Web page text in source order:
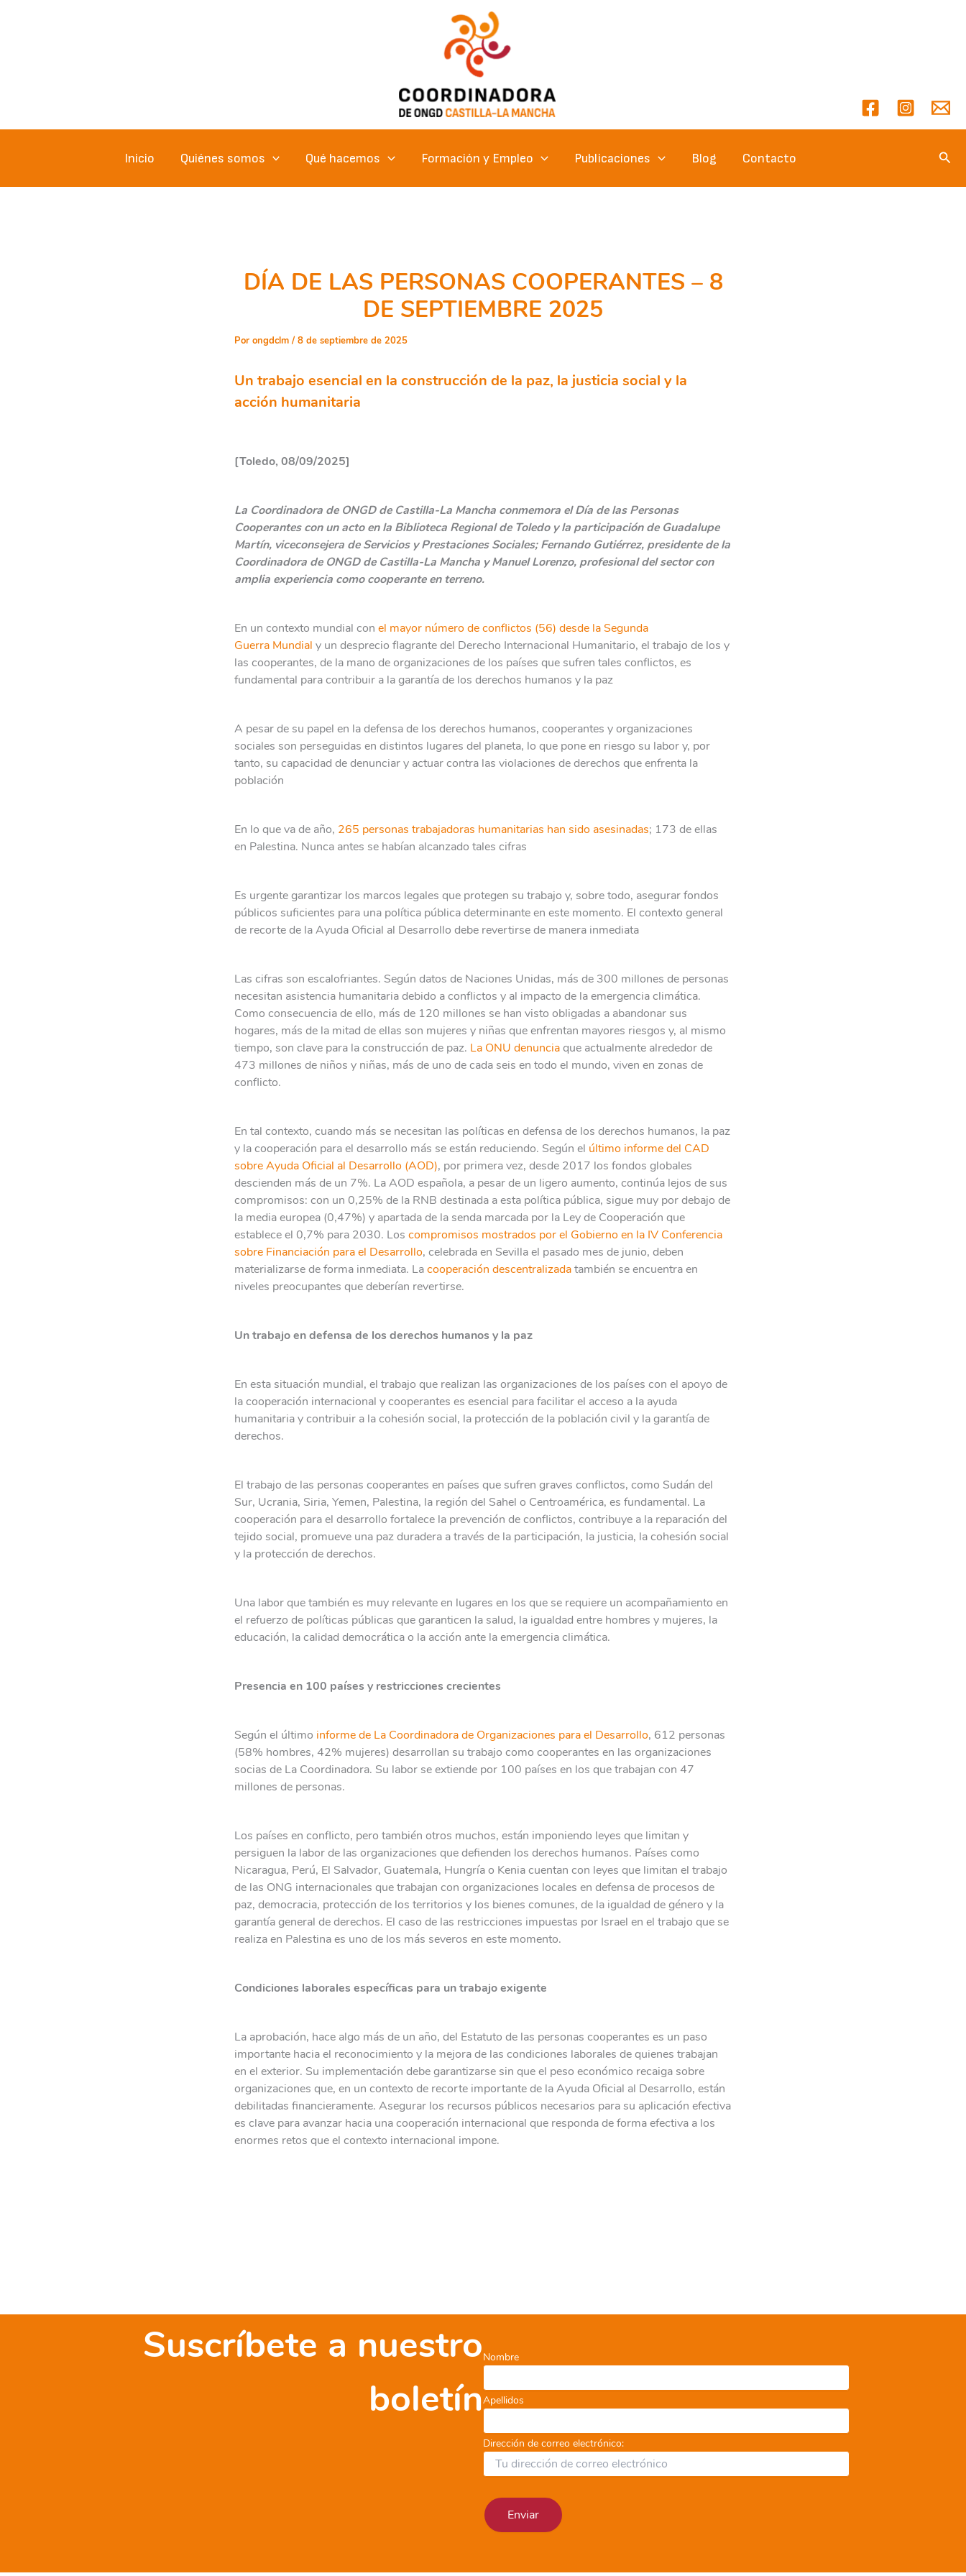
Inicio Quiénes somos Qué hacemos Formación y Empleo Publicaciones Blog Contacto
DÍA DE LAS PERSONAS COOPERANTES – 8
DE SEPTIEMBRE 2025
Por ongdclm /8 de septiembre de 2025
Un trabajo esencial en la construcción de la paz, la justicia social y la
acción humanitaria
[Toledo, 08/09/2025]
La Coordinadora de ONGD de Castilla-La Mancha conmemora el Día de las Personas
Cooperantes con un acto en la Biblioteca Regional de Toledo y la participación de Guadalupe
Martín, viceconsejera de Servicios y Prestaciones Sociales; Fernando Gutiérrez, presidente de la
Coordinadora de ONGD de Castilla-La Mancha y Manuel Lorenzo, profesional del sector con
amplia experiencia como cooperante en terreno.
En un contexto mundial con el mayor número de conflictos (56) desde la Segunda
Guerra Mundial y un desprecio flagrante del Derecho Internacional Humanitario, el trabajo de los y
las cooperantes, de la mano de organizaciones de los países que sufren tales conflictos, es
fundamental para contribuir a la garantía de los derechos humanos y la paz
A pesar de su papel en la defensa de los derechos humanos, cooperantes y organizaciones
sociales son perseguidas en distintos lugares del planeta, lo que pone en riesgo su labor y, por
tanto, su capacidad de denunciar y actuar contra las violaciones de derechos que enfrenta la
población
En lo que va de año, 265 personas trabajadoras humanitarias han sido asesinadas; 173 de ellas
en Palestina. Nunca antes se habían alcanzado tales cifras
Es urgente garantizar los marcos legales que protegen su trabajo y, sobre todo, asegurar fondos
públicos suficientes para una política pública determinante en este momento. El contexto general
de recorte de la Ayuda Oficial al Desarrollo debe revertirse de manera inmediata
Las cifras son escalofriantes. Según datos de Naciones Unidas, más de 300 millones de personas
necesitan asistencia humanitaria debido a conflictos y al impacto de la emergencia climática.
Como consecuencia de ello, más de 120 millones se han visto obligadas a abandonar sus
hogares, más de la mitad de ellas son mujeres y niñas que enfrentan mayores riesgos y, al mismo
tiempo, son clave para la construcción de paz. La ONU denunciaque actualmente alrededor de
473 millones de niños y niñas, más de uno de cada seis en todo el mundo, viven en zonas de
conflicto.
En tal contexto, cuando más se necesitan las políticas en defensa de los derechos humanos, la paz
y la cooperación para el desarrollo más se están reduciendo. Según el último informe del CAD
sobre Ayuda Oficial al Desarrollo (AOD), por primera vez, desde 2017 los fondos globales
descienden más de un 7%. La AOD española, a pesar de un ligero aumento, continúa lejos de sus
compromisos: con un 0,25% de la RNB destinada a esta política pública, sigue muy por debajo de
la media europea (0,47%) y apartada de la senda marcada por la Ley de Cooperación que
establece el 0,7% para 2030. Los compromisos mostrados por el Gobierno en la IV Conferencia
sobre Financiación para el Desarrollo, celebrada en Sevilla el pasado mes de junio, deben
materializarse de forma inmediata. Lacooperación descentralizadatambién se encuentra en
niveles preocupantes que deberían revertirse.
Un trabajo en defensa de los derechos humanos y la paz
En esta situación mundial, el trabajo que realizan las organizaciones de los países con el apoyo de
la cooperación internacional y cooperantes es esencial para facilitar el acceso a la ayuda
humanitaria y contribuir a la cohesión social, la protección de la población civil y la garantía de
derechos.
El trabajo de las personas cooperantes en países que sufren graves conflictos, como Sudán del
Sur, Ucrania, Siria, Yemen, Palestina, la región del Sahel o Centroamérica, es fundamental. La
cooperación para el desarrollo fortalece la prevención de conflictos, contribuye a la reparación del
tejido social, promueve una paz duradera a través de la participación, la justicia, la cohesión social
y la protección de derechos.
Una labor que también es muy relevante en lugares en los que se requiere un acompañamiento en
el refuerzo de políticas públicas que garanticen la salud, la igualdad entre hombres y mujeres, la
educación, la calidad democrática o la acción ante la emergencia climática.
Presencia en 100 países y restricciones crecientes
Según el último informe de La Coordinadora de Organizaciones para el Desarrollo, 612 personas
(58% hombres, 42% mujeres) desarrollan su trabajo como cooperantes en las organizaciones
socias de La Coordinadora. Su labor se extiende por 100 países en los que trabajan con 47
millones de personas.
Los países en conflicto, pero también otros muchos, están imponiendo leyes que limitan y
persiguen la labor de las organizaciones que defienden los derechos humanos. Países como
Nicaragua, Perú, El Salvador, Guatemala, Hungría o Kenia cuentan con leyes que limitan el trabajo
de las ONG internacionales que trabajan con organizaciones locales en defensa de procesos de
paz, democracia, protección de los territorios y los bienes comunes, de la igualdad de género y la
garantía general de derechos. El caso de las restricciones impuestas por Israel en el trabajo que se
realiza en Palestina es uno de los más severos en este momento.
Condiciones laborales específicas para un trabajo exigente
La aprobación, hace algo más de un año, del Estatuto de las personas cooperantes es un paso
importante hacia el reconocimiento y la mejora de las condiciones laborales de quienes trabajan
en el exterior. Su implementación debe garantizarse sin que el peso económico recaiga sobre
organizaciones que, en un contexto de recorte importante de la Ayuda Oficial al Desarrollo, están
debilitadas financieramente. Asegurar los recursos públicos necesarios para su aplicación efectiva
es clave para avanzar hacia una cooperación internacional que responda de forma efectiva a los
enormes retos que el contexto internacional impone.
Suscríbete a nuestro
boletín
Nombre
Apellidos
Dirección de correo electrónico: